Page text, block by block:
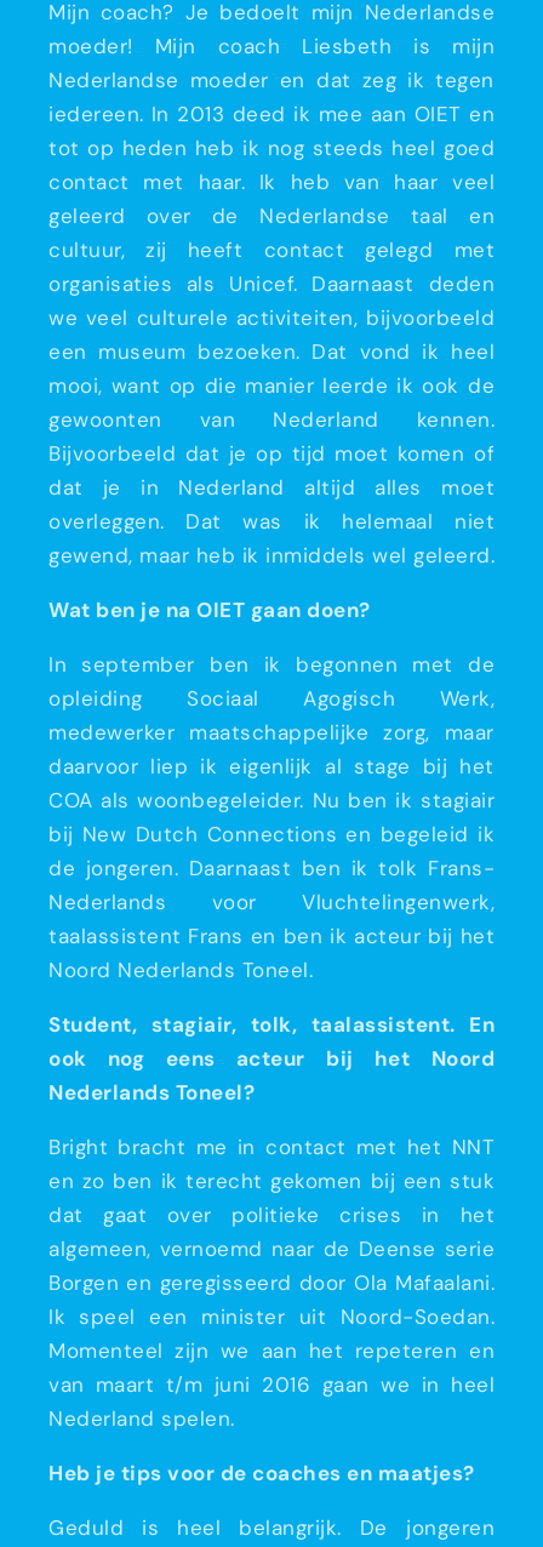
Mijn coach? Je bedoelt mijn Nederlandse
moeder! Mijn coach Liesbeth is mijn
Nederlandse moeder en dat zeg ik tegen
iedereen. In 2013 deed ik mee aan OIET en
tot op heden heb ik nog steeds heel goed
contact met haar. Ik heb van haar veel
geleerd over de Nederlandse taal en
cultuur, zij heeft contact gelegd met
organisaties als Unicef. Daarnaast deden
we veel culturele activiteiten, bijvoorbeeld
een museum bezoeken. Dat vond ik heel
mooi, want op die manier leerde ik ook de
gewoonten van Nederland kennen.
Bijvoorbeeld dat je op tijd moet komen of
dat je in Nederland altijd alles moet
overleggen. Dat was ik helemaal niet
gewend, maar heb ik inmiddels wel geleerd.
Wat ben je na OIET gaan doen?
In september ben ik begonnen met de
opleiding Sociaal Agogisch Werk,
medewerker maatschappelijke zorg, maar
daarvoor liep ik eigenlijk al stage bij het
COA als woonbegeleider. Nu ben ik stagiair
bij New Dutch Connections en begeleid ik
de jongeren. Daarnaast ben ik tolk Frans-
Nederlands voor Vluchtelingenwerk,
taalassistent Frans en ben ik acteur bij het
Noord Nederlands Toneel.
Student, stagiair, tolk, taalassistent. En
ook nog eens acteur bij het Noord
Nederlands Toneel?
Bright bracht me in contact met het NNT
en zo ben ik terecht gekomen bij een stuk
dat gaat over politieke crises in het
algemeen, vernoemd naar de Deense serie
Borgen en geregisseerd door Ola Mafaalani.
Ik speel een minister uit Noord-Soedan.
Momenteel zijn we aan het repeteren en
van maart t/m juni 2016 gaan we in heel
Nederland spelen.
Heb je tips voor de coaches en maatjes?
Geduld is heel belangrijk. De jongeren